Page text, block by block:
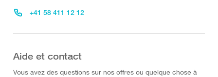
+41 58 411 12 12
Aide et contact
Vous avez des questions sur nos offres ou quelque chose à